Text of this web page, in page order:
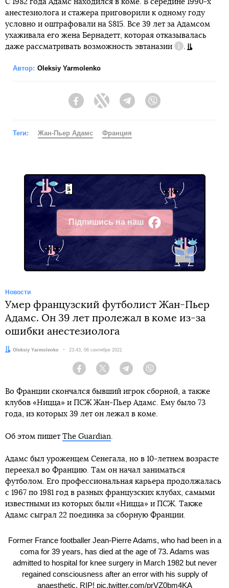
С 1982 года Адамс находился в коме. В середине 1990-х
анестезиолога и стажера приговорили к одному году
условно и оштрафовали на $815. Все 39 лет за Адамсом
ухаживала его жена Бернадетт, которая отказывалась
даже рассматривать возможность эвтаназии
Справка
Автор: Oleksiy Yarmolenko
FacebookTwitter Telegram
Теги: Жан-Пьер Адамс Франция
Підпишись на наш
Facebook
Новости
Умер французский футболист Жан-Пьер
Адамс. Он 39 лет пролежал в коме из-за
ошибки анестезиолога
Автор:
Oleksiy Yarmolenko Дата:
23:43, 06 сентября 2021
Facebook Twitter Telegram
Во Франции скончался бывший игрок сборной, а также
клубов «Ницца» и ПСЖ Жан-Пьер Адамс. Ему было 73
года, из которых 39 лет он лежал в коме.
Об этом пишет The Guardian
Адамс был уроженцем Сенегала, но в 10-летнем возрасте
переехал во Францию. Там он начал заниматься
футболом. Его профессиональная карьера продолжалась
с 1967 по 1981 год в разных французских клубах, самыми
известными из которых были «Ницца» и ПСЖ. Также
Адамс сыграл 22 поединка за сборную Франции.
Former France footballer Jean-Pierre Adams, who had been in a
coma for 39 years, has died at the age of 73. Adams was
admitted to hospital for knee surgery in March 1982 but never
regained consciousness after an error with his supply of
anaesthetic. RIP! pic.twitter.com/prVZ0bm4KA